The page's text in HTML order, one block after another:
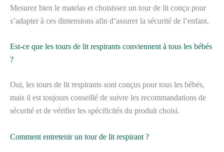
Mesurez bien le matelas et choisissez un tour de lit conçu pour
s’adapter à ces dimensions afin d’assurer la sécurité de l’enfant.
Est-ce que les tours de lit respirants conviennent à tous les bébés
?
Oui, les tours de lit respirants sont conçus pour tous les bébés,
mais il est toujours conseillé de suivre les recommandations de
sécurité et de vérifier les spécificités du produit choisi.
Comment entretenir un tour de lit respirant ?